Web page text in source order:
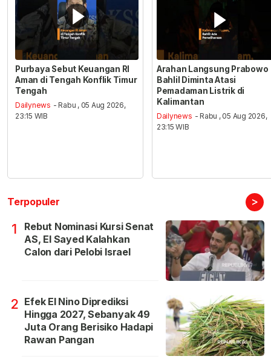
Purbaya Sebut Keuangan RI
Aman di Tengah Konflik Timur
Tengah
Dailynews - Rabu , 05 Aug 2026,
23:15 WIB
Arahan Langsung Prabowo
Bahlil Diminta Atasi
Pemadaman Listrik di
Kalimantan
Dailynews - Rabu , 05 Aug 2026,
23:15 WIB
Terpopuler >
1
Rebut Nominasi Kursi Senat
AS, El Sayed Kalahkan
Calon dari Pelobi Israel
2 Efek El Nino Diprediksi
Hingga 2027, Sebanyak 49
Juta Orang Berisiko Hadapi
Rawan Pangan